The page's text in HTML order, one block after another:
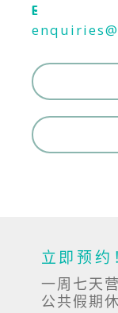
E
立即预约
一周七天
公共假期